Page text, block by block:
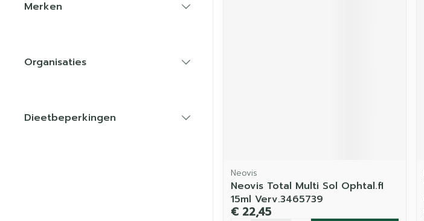
Merken
Organisaties
Dieetbeperkingen
Neovis
Neovis Total Multi Sol Ophtal.fl
15ml Verv.3465739
€ 22,45